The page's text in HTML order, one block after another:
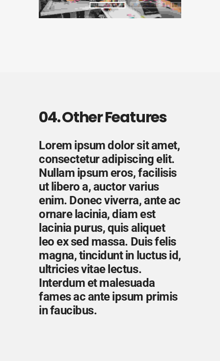
04. Other Features
Lorem ipsum dolor sit amet,
consectetur adipiscing elit.
Nullam ipsum eros, facilisis
ut libero a, auctor varius
enim. Donec viverra, ante ac
ornare lacinia, diam est
lacinia purus, quis aliquet
leo ex sed massa. Duis felis
magna, tincidunt in luctus id,
ultricies vitae lectus.
Interdum et malesuada
fames ac ante ipsum primis
in faucibus.